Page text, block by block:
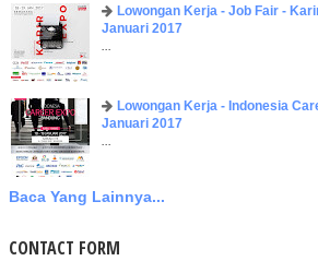
Lowongan Kerja - Job Fair -
Januari 2017
...
Lowongan Kerja - Indonesia
Januari 2017
...
Baca Yang Lainnya...
CONTACT FORM